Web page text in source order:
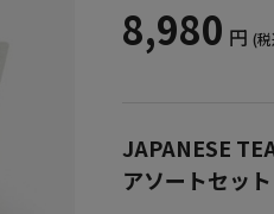
8,980 円 (
JAPANESE
アソートセット